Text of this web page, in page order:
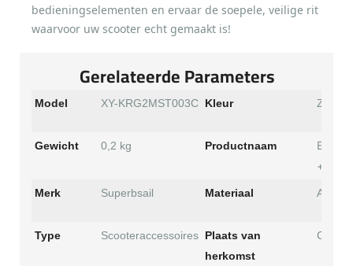
bedieningselementen en ervaar de soepele, veilige rit
waarvoor uw scooter echt gemaakt is!
Gerelateerde Parameters
Model XY-KRG2MST003C Kleur Zwart
Gewicht 0,2 kg Productnaam
+
Merk Superbsail Materiaal ABS
Type Scooteraccessoires Plaats van
herkomst
China